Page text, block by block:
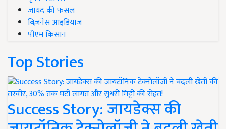
जायद की फसल
बिज़नेस आइडियाज
पीएम किसान
Top Stories
Success Story: जायडेक्स की